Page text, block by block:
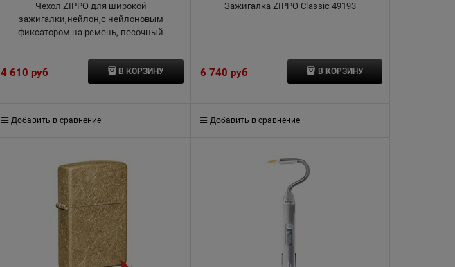
Чехол ZIPPO для широкой
зажигалки,нейлон,с нейлоновым
фиксатором на ремень, песочный
4 610 руб В КОРЗИНУ
Добавить в сравнение
Зажигалка ZIPPO Classic 49193
6 740 руб В КОРЗИНУ
Добавить в сравнение